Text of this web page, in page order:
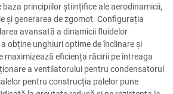
baza principiilor științifice ale aerodinamicii,
și generarea de zgomot. Configurația
avansată a dinamicii fluidelor
obține unghiuri optime de înclinare și
maximizează eficiența răcirii pe întreaga
a ventilatorului pentru condensatorul
pentru construcția palelor pune